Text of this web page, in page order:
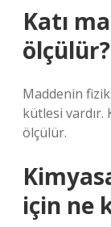
Katı
ölçülür?
Maddenin
kütlesi
ölçülür.
için ne